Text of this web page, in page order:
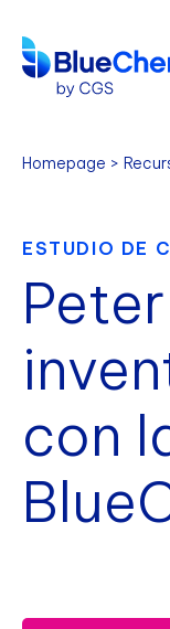
Homepage
ESTUDIO DE
con